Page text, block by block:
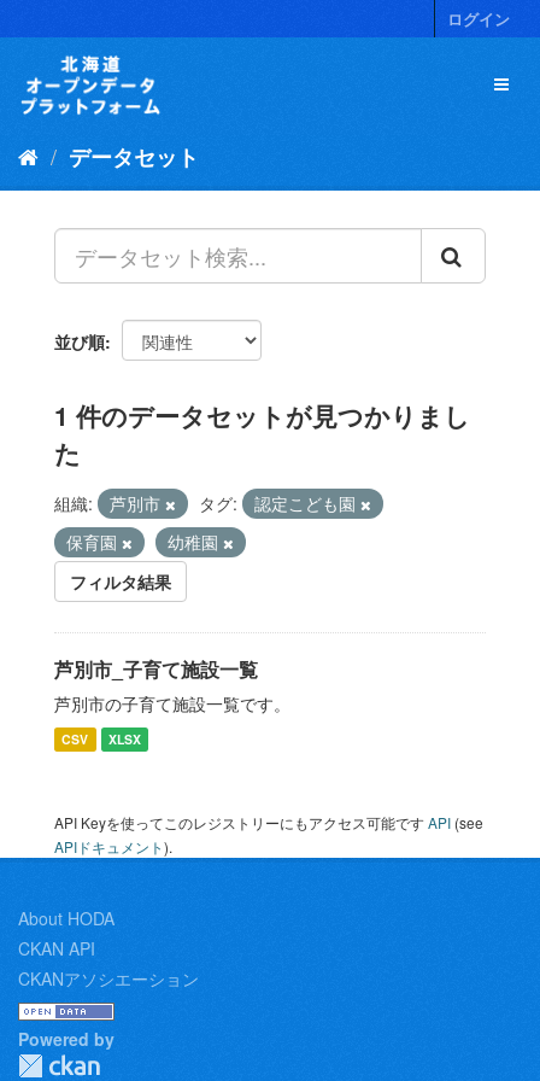
キ
ログイン
データセット
並び順
1 件のデータセットが見つかりまし
た
組織: 芦別市 タグ:
認定こども園
保育園
幼稚園
フィルタ結果
芦別市_子育て施設一覧
芦別市の子育て施設一覧です。
CSV XLSX
API Keyを使ってこのレジストリーにもアクセス可能ですAPI (see
APIドキュメント).
About HODA
CKAN API
CKANアソシエーション
Powered by